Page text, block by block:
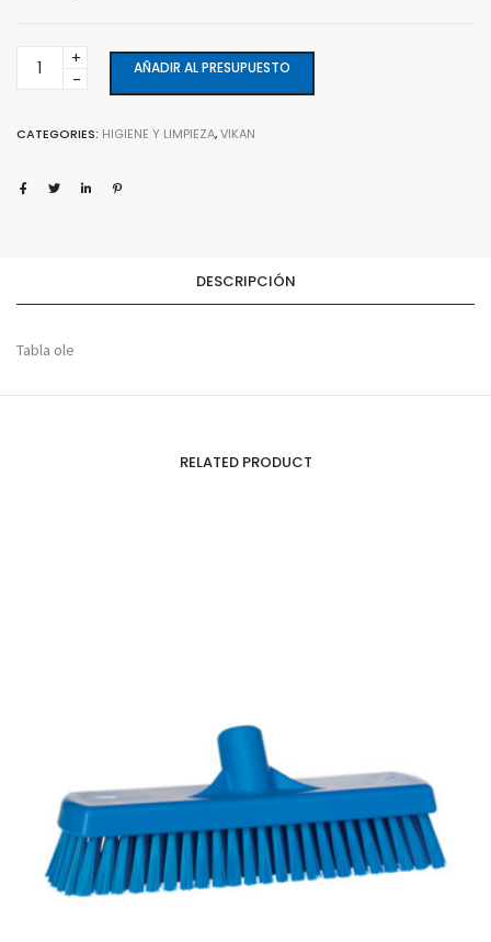
Jarra
2L.
AÑADIR AL PRESUPUESTO
CATEGORIES: HIGIENE Y LIMPIEZA,VIKAN
DESCRIPCIÓN
Tabla ole
RELATED PRODUCT